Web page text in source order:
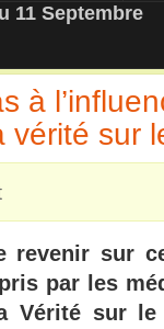
11 Septembre
à
vérité sur
revenir sur
par les
Vérité sur le